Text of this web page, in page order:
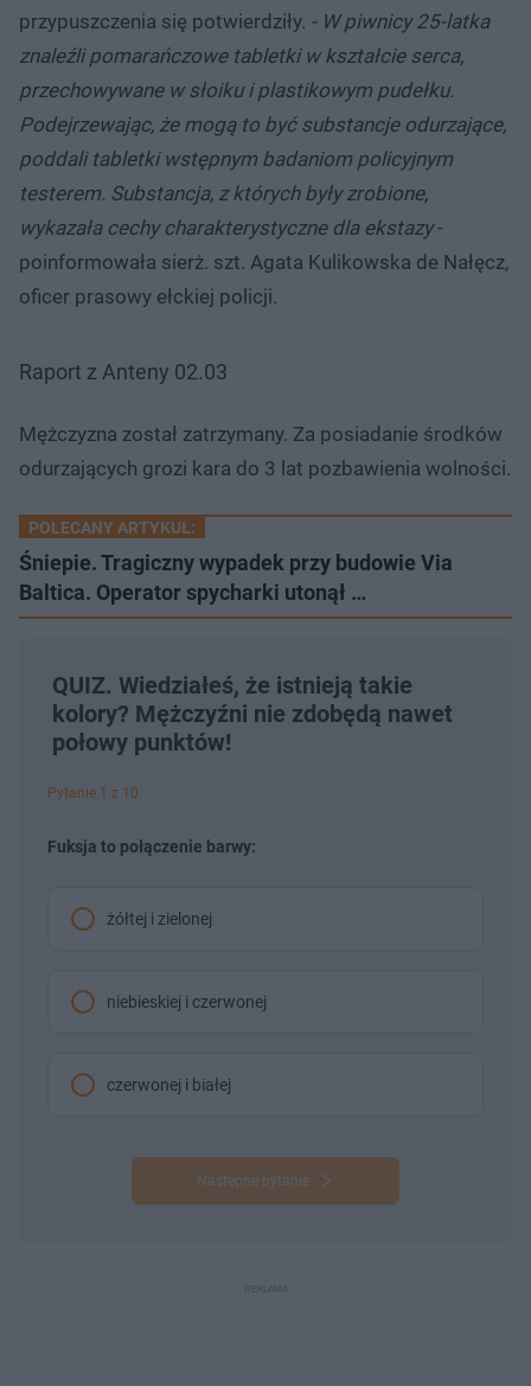
przypuszczenia się potwierdziły. - W piwnicy 25-latka
znaleźli pomarańczowe tabletki w kształcie serca,
przechowywane w słoiku i plastikowym pudełku.
Podejrzewając, że mogą to być substancje odurzające,
poddali tabletki wstępnym badaniom policyjnym
testerem. Substancja, z których były zrobione,
wykazała cechy charakterystyczne dla ekstazy-
poinformowała sierż. szt. Agata Kulikowska de Nałęcz,
oficer prasowy ełckiej policji.
Raport z Anteny 02.03
Mężczyzna został zatrzymany. Za posiadanie środków
odurzających grozi kara do 3 lat pozbawienia wolności.
POLECANY ARTYKUŁ:
Śniepie. Tragiczny wypadek przy budowie Via
Baltica. Operator spycharki utonął …
QUIZ. Wiedziałeś, że istnieją takie
kolory? Mężczyźni nie zdobędą nawet
połowy punktów!
Pytanie 1 z 10
Fuksja to połączenie barwy:
żółtej i zielonej
niebieskiej i czerwonej
czerwonej i białej
Następne pytanie